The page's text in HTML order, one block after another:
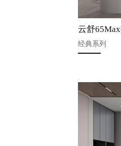
云舒
经典系列